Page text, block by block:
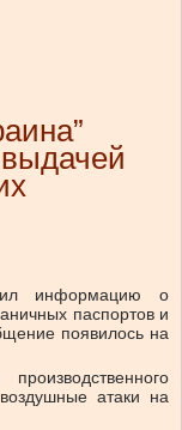
информацию о
паспортов и
появилось на
атаки на